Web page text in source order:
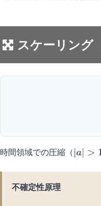
スケーリング
時間領域での圧縮（ a| >1
不確定性原理